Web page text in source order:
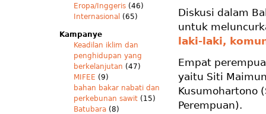
Eropa/Inggeris (46)
Internasional (65)
Kampanye
Keadilan iklim dan
penghidupan yang
berkelanjutan (47)
MIFEE (9)
bahan bakar nabati dan
perkebunan sawit (15)
Batubara (8)
Diskusi dalam
untuk
laki-laki,
Empat
yaitu Siti
Kusumohartono
Perempuan).